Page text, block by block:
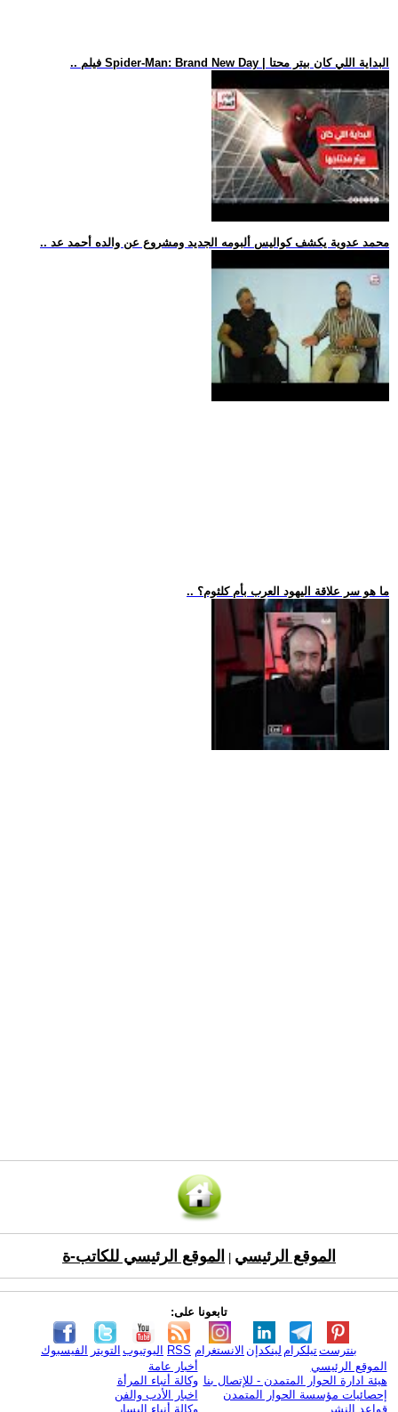
.. فيلم Spider-Man: Brand New Day | البداية اللي كان بيتر محتا
.. محمد عدوية يكشف كواليس ألبومه الجديد ومشروع عن والده أحمد عد
.. ما هو سر علاقة اليهود العرب بأم كلثوم؟
الموقع الرئيسي الموقع الرئيسي للكاتب-ة
تابعونا على:
الفيسبوك التويتر اليوتيوب RSS الانستغرام لينكدإن تيلكرامبنترست
الموقع الرئيسي
هيئة ادارة الحوار المتمدن - للإتصال بنا
إحصائيات مؤسسة الحوار المتمدن
قواعد النشر
أخبار عامة
وكالة أنباء المرأة
اخبار الأدب والفن
وكالة أنباء اليسار